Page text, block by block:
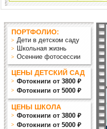
ПОРТФОЛИО:
Дети в детском саду
Школьная жизнь
Осенние фотосессии
ЦЕНЫ ДЕТСКИЙ САД
Фотокниги от 3800 ₽
Фотокниги от 5000 ₽
ЦЕНЫ ШКОЛА
Фотокниги от 3800 ₽
Фотокниги от 5000 ₽